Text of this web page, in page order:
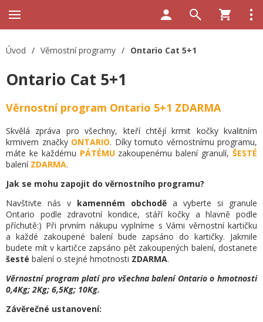
Úvod / Věrnostní programy / Ontario Cat 5+1
Ontario Cat 5+1
Věrnostní program Ontario 5+1 ZDARMA
Skvělá zpráva pro všechny, kteří chtějí krmit kočky kvalitním
krmivem značky ONTARIO. Díky tomuto věrnostnímu programu,
máte ke každému PÁTÉMU zakoupenému balení granulí,ŠESTÉ
balení ZDARMA.
Jak se mohu zapojit do věrnostního programu?
Navštivte nás v kamenném obchodě a vyberte si granule
Ontario podle zdravotní kondice, stáří kočky a hlavně podle
příchutě:) Při prvním nákupu vyplníme s Vámi věrnostní kartičku
a každé zakoupené balení bude zapsáno do kartičky. Jakmile
budete mít v kartičce zapsáno pět zakoupených balení, dostanete
šesté balení o stejné hmotnosti ZDARMA.
Věrnostní program platí pro všechna balení Ontario o hmotnosti
0,4Kg; 2Kg; 6,5Kg; 10Kg.
Závěrečné ustanovení: